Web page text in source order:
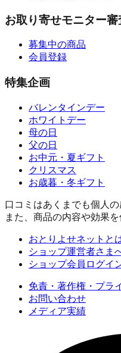
お取り寄せモニター審
募集中の商品
会員登録
特集企画
バレンタインデー
ホワイトデー
母の日
父の日
お中元・夏ギフト
クリスマス
お歳暮・冬ギフト
口コミはあくまでも個人
また、商品の内容や効果
おとりよせネットと
ショップ運営者さま
ショップ会員ログイ
免責・著作権・プラ
お問い合わせ
メディア実績